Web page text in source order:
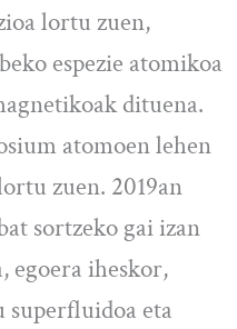
lortu zuen,
espezie atomikoa
dituena.
atomoen lehen
zuen. 2019an
sortzeko gai izan
egoera iheskor,
superfluidoa eta